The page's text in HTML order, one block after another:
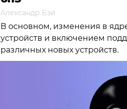
Александр Бэй
В основном, изменения в
устройств и включением
различных новых устройств.